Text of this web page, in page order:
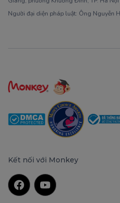
Người đại diện pháp luật: Ông Nguyễn
Kết nối với Monkey